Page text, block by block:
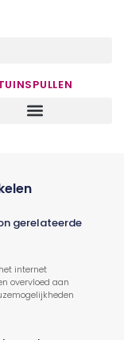
gerelateerde
internet
overvloed aan